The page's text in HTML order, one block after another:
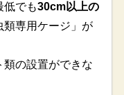
低でも30cm以上の
専用ケージ」が
類の設置ができな